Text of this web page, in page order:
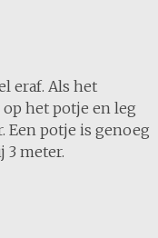
eraf. Als het
het potje en leg
Een potje is genoeg
3 meter.